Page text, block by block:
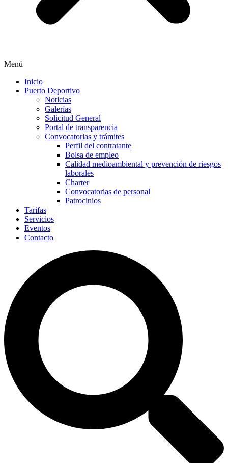
Menú
Inicio
Puerto Deportivo
Noticias
Galerías
Solicitud General
Portal de transparencia
Convocatorias y trámites
Perfil del contratante
Bolsa de empleo
Calidad medioambiental y prevención de riesgos
laborales
Charter
Convocatorias de personal
Patrocinios
Tarifas
Servicios
Eventos
Contacto